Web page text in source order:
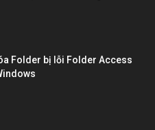
Folder bị lỗi Folder Access